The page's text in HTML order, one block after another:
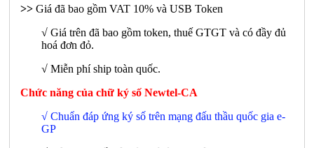
>> Giá đã bao gồm VAT 10% và USB Token
√ Giá trên đã bao gồm token, thuế GTGT và có đầy đủ
hoá đơn đỏ.
√ Miễn phí ship toàn quốc.
Chức năng của chữ ký số Newtel-CA
√ Chuẩn đáp ứng ký số trên mạng đấu thầu quốc gia e-
GP